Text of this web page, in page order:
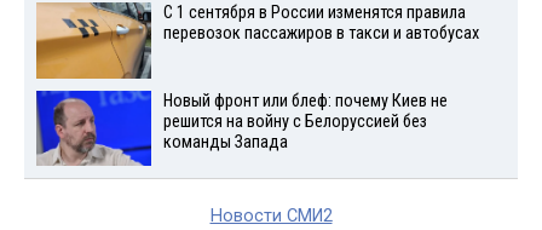
С 1 сентября в России изменятся правила
перевозок пассажиров в такси и автобусах
Новый фронт или блеф: почему Киев не
решится на войну с Белоруссией без
команды Запада
Новости СМИ2